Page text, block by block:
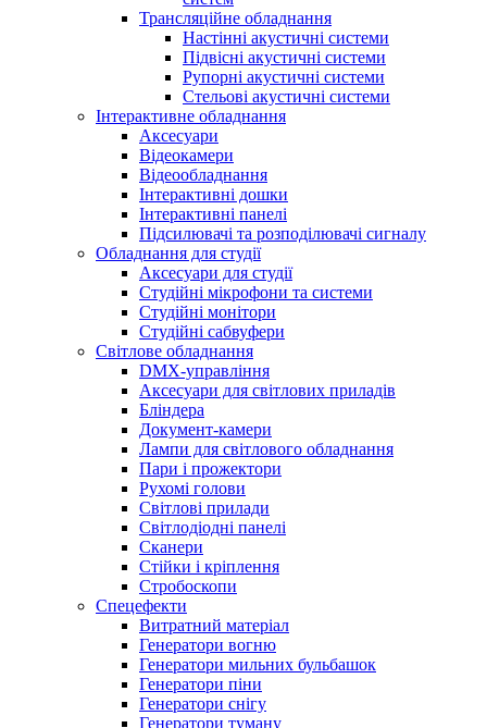
Трансляційне обладнання
Настінні акустичні системи
Підвісні акустичні системи
Рупорні акустичні системи
Стельові акустичні системи
Інтерактивне обладнання
Аксесуари
Відеокамери
Відеообладнання
Інтерактивні дошки
Інтерактивні панелі
Підсилювачі та розподілювачі сигналу
Обладнання для студії
Аксесуари для студії
Студійні мікрофони та системи
Студійні монітори
Студійні сабвуфери
Світлове обладнання
DMX-управління
Аксесуари для світлових приладів
Бліндера
Документ-камери
Лампи для світлового обладнання
Пари і прожектори
Рухомі голови
Світлові прилади
Світлодіодні панелі
Сканери
Стійки і кріплення
Стробоскопи
Спецефекти
Витратний матеріал
Генератори вогню
Генератори мильних бульбашок
Генератори піни
Генератори снігу
Генератори туману